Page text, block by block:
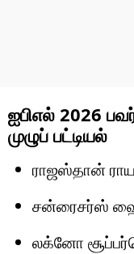
ஐபிஎல் 2026
முழுப் பட்டியல்
ராஜஸ்தான்
சன்ரைசர்ஸ்
லக்னோ